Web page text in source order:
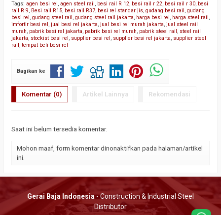
Tags: agen besi rel , agen steel rail , besi rail R 12, besi rail r 22, besi rail r 30, besi
rail R 9, Besi rail R15, besi rail R37, besi rel standar jis, gudang besi rail , gudang
besi rel , gudang steel rail , gudang steel rail jakarta, harga besi rel , harga steel rail ,
imfortir besi rel , jual besi rel jakarta, jual besi rel murah jakarta, jual steel rail
murah, pabrik besi rel jakarta, pabrik besi rel murah, pabrik steel rail , steel rail
jakarta, stockist besi rel , supplier besi rel , supplier besi rel jakarta, supplier steel
rail , tempat beli besi rel
Bagikan ke
Komentar (0) Artikel Lainnya Rekomendasi
Saat ini belum tersedia komentar.
Mohon maaf, form komentar dinonaktifkan pada halaman/artikel
ini.
Gerai Baja Indonesia- Construction & Industrial Steel
Distributor